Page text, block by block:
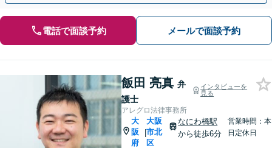
電話で面談予約 メールで面談予約
飯田 亮真 弁
護士
インタビューを
見る
アレグロ法律事務所
大
阪
府
|
大阪
市北
区
なにわ橋駅
から徒歩6分
営業時間：本
日定休日